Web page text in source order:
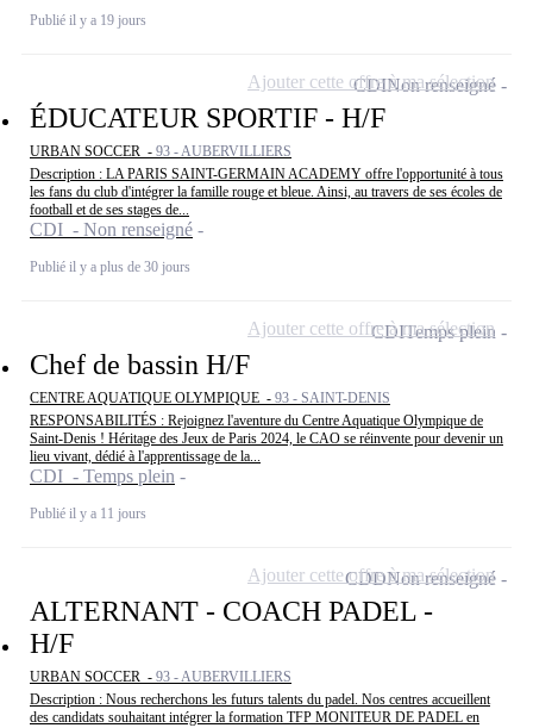
Publié il y a 19 jours
ÉDUCATEUR SPORTIF - H/F
URBAN SOCCER - 93 - AUBERVILLIERS
Description : LA PARIS SAINT-GERMAIN ACADEMY offre l'opportunité à tous
les fans du club d'intégrer la famille rouge et bleue. Ainsi, au travers de ses écoles de
football et de ses stages de...
CDI - Non renseigné
Publié il y a plus de 30 jours
CDINon renseigné
Ajouter cette offre à ma sélection
Chef de bassin H/F
CENTRE AQUATIQUE OLYMPIQUE - 93 - SAINT-DENIS
RESPONSABILITÉS : Rejoignez l'aventure du Centre Aquatique Olympique de
Saint-Denis ! Héritage des Jeux de Paris 2024, le CAO se réinvente pour devenir un
lieu vivant, dédié à l'apprentissage de la...
CDI - Temps plein
Publié il y a 11 jours
CDITemps plein
Ajouter cette offre à ma sélection
ALTERNANT - COACH PADEL -
H/F
URBAN SOCCER - 93 - AUBERVILLIERS
Description : Nous recherchons les futurs talents du padel. Nos centres accueillent
des candidats souhaitant intégrer la formation TFP MONITEUR DE PADEL en
CDDNon renseigné
Ajouter cette offre à ma sélection